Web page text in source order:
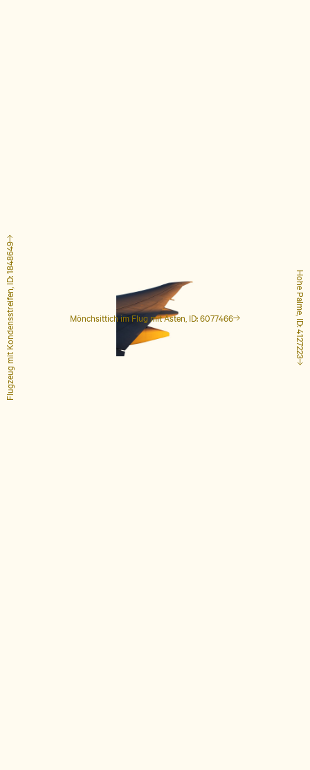
Mönchsittich im Flug mit Ästen, ID: 6077466 Hohe Palme, ID: 4127223
Flugzeug mit Kondensstreifen, ID: 1848649